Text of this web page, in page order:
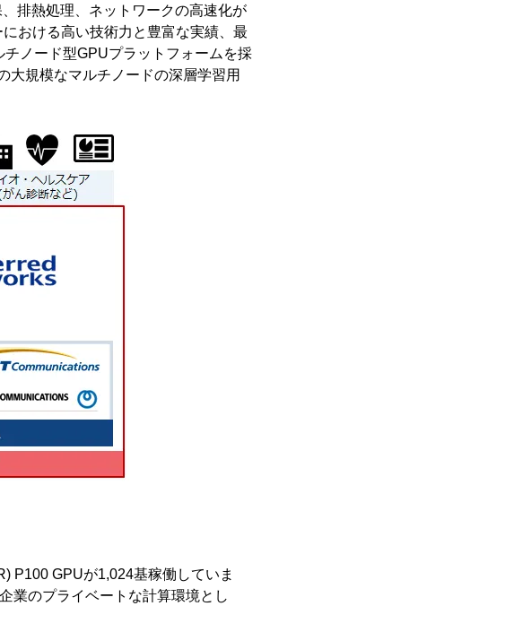
排熱処理、ネットワークの高速化が
おける高い技術力と豊富な実績、最
ノード型GPUプラットフォームを採
規模なマルチノードの深層学習用
P100 GPUが1,024基稼働していま
業のプライベートな計算環境とし